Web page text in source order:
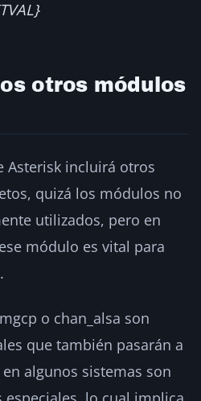
otros módulos
Asterisk incluirá otros
quizá los módulos no
utilizados, pero en
módulo es vital para
o chan_alsa son
que también pasarán a
algunos sistemas son